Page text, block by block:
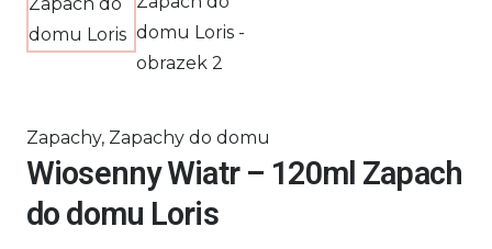
Zapachy, Zapachy do domu
Wiosenny Wiatr – 120ml Zapach
do domu Loris